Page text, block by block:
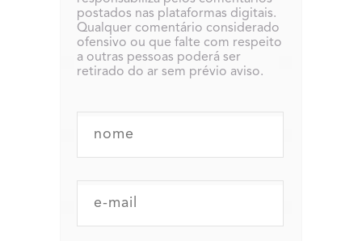
postados nas plataformas digitais.
Qualquer comentário considerado
ofensivo ou que falte com respeito
a outras pessoas poderá ser
retirado do ar sem prévio aviso.